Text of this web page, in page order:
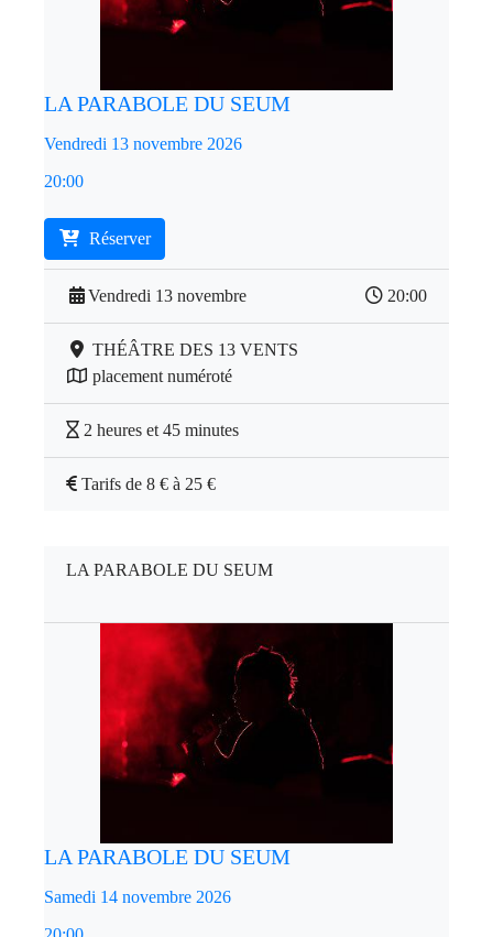
LA PARABOLE DU SEUM
Vendredi 13 novembre 2026
20:00
Réserver
Vendredi 13 novembre 20:00
THÉÂTRE DES 13 VENTS
placement numéroté
2 heures et 45 minutes
Tarifs de 8 € à 25 €
LA PARABOLE DU SEUM
LA PARABOLE DU SEUM
Samedi 14 novembre 2026